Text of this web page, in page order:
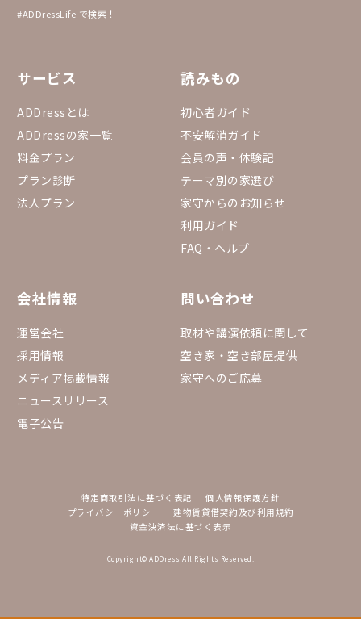
#ADDressLife で検索！
サービス
ADDressとは
ADDressの家一覧
料金プラン
プラン診断
法人プラン
読みもの
初心者ガイド
不安解消ガイド
会員の声・体験記
テーマ別の家選び
家守からのお知らせ
利用ガイド
FAQ・ヘルプ
会社情報
運営会社
採用情報
メディア掲載情報
ニュースリリース
電子公告
問い合わせ
取材や講演依頼に関して
空き家・空き部屋提供
家守へのご応募
特定商取引法に基づく表記
個人情報保護方針
プライバシーポリシー
建物賃貸借契約及び利用規約
資金決済法に基づく表示
Copyright© ADDress All Rights Reserved.